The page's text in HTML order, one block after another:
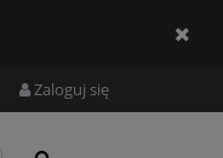
Zaloguj się